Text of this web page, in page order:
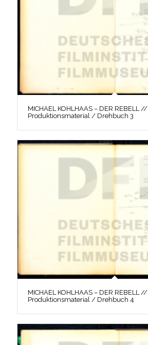
MICHAEL KOHLHAAS – DER REBELL //
Produktionsmaterial / Drehbuch 3
MICHAEL KOHLHAAS – DER REBELL //
Produktionsmaterial / Drehbuch 4